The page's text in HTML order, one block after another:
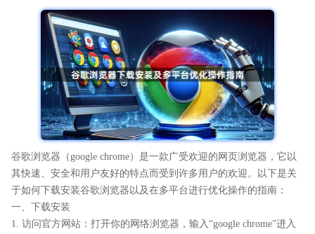
谷歌浏览器（google chrome）是一款广受欢迎的网页浏览器，它以
其快速、安全和用户友好的特点而受到许多用户的欢迎。以下是关
于如何下载安装谷歌浏览器以及在多平台进行优化操作的指南：
一、下载安装
1. 访问官方网站：打开你的网络浏览器，输入“google chrome”进入